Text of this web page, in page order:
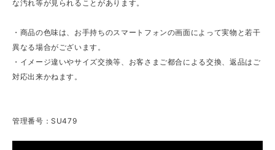
な汚れ等が見られることがあります。
・商品の色味は、お手持ちのスマートフォンの画面によって実物と若干
異なる場合がございます。
・イメージ違いやサイズ交換等、お客さまご都合による交換、返品はご
対応出来かねます。
管理番号：SU479